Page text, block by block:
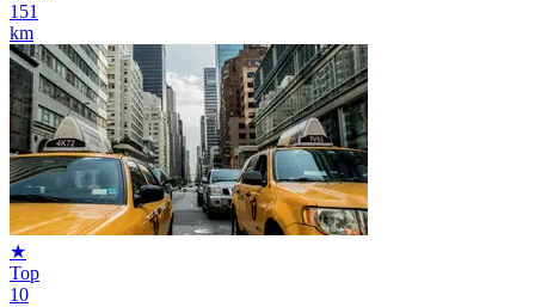
151
km
★
Top
10